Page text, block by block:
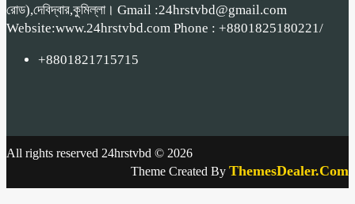
রোড),দেবিদ্বার,কুমিল্লা। Gmail :24hrstvbd@gmail.com
Website:www.24hrstvbd.com Phone : +8801825180221/
+8801821715715
All rights reserved 24hrstvbd © 2026
Theme Created By ThemesDealer.Com